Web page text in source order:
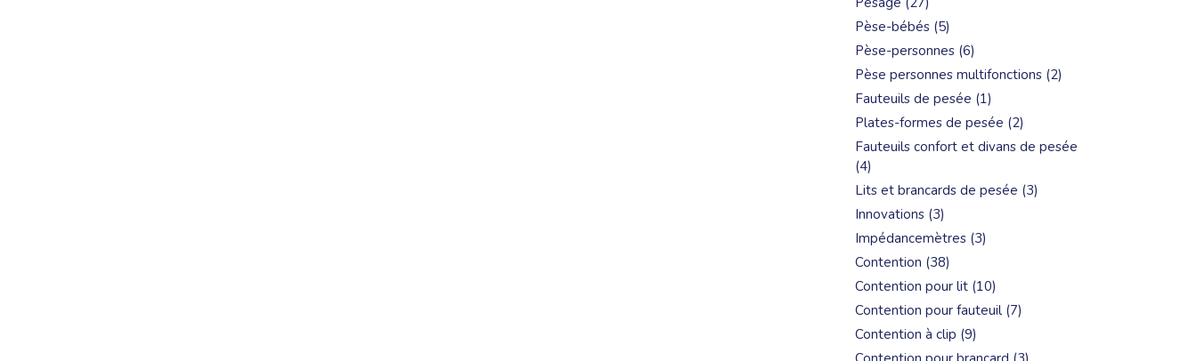
produits
Pèse-bébés 55
produits
Pèse-personnes 66
produits
Pèse personnes multifonctions 22
produits
Fauteuils de pesée 11
produit
Plates-formes de pesée 22
produits
Fauteuils confort et divans de pesée
44
produits
Lits et brancards de pesée 33
produits
Innovations 33
produits
Impédancemètres 33
produits
Contention 3838
produits
Contention pour lit 1010
produits
Contention pour fauteuil 77
produits
Contention à clip 99
produits
3